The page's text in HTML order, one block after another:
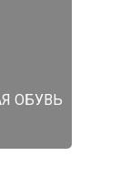
ОБУВЬ